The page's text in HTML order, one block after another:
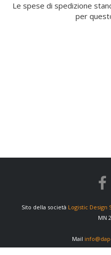
Le spese di spedizione
per
Sito della società Logistic Design
MN
Mail